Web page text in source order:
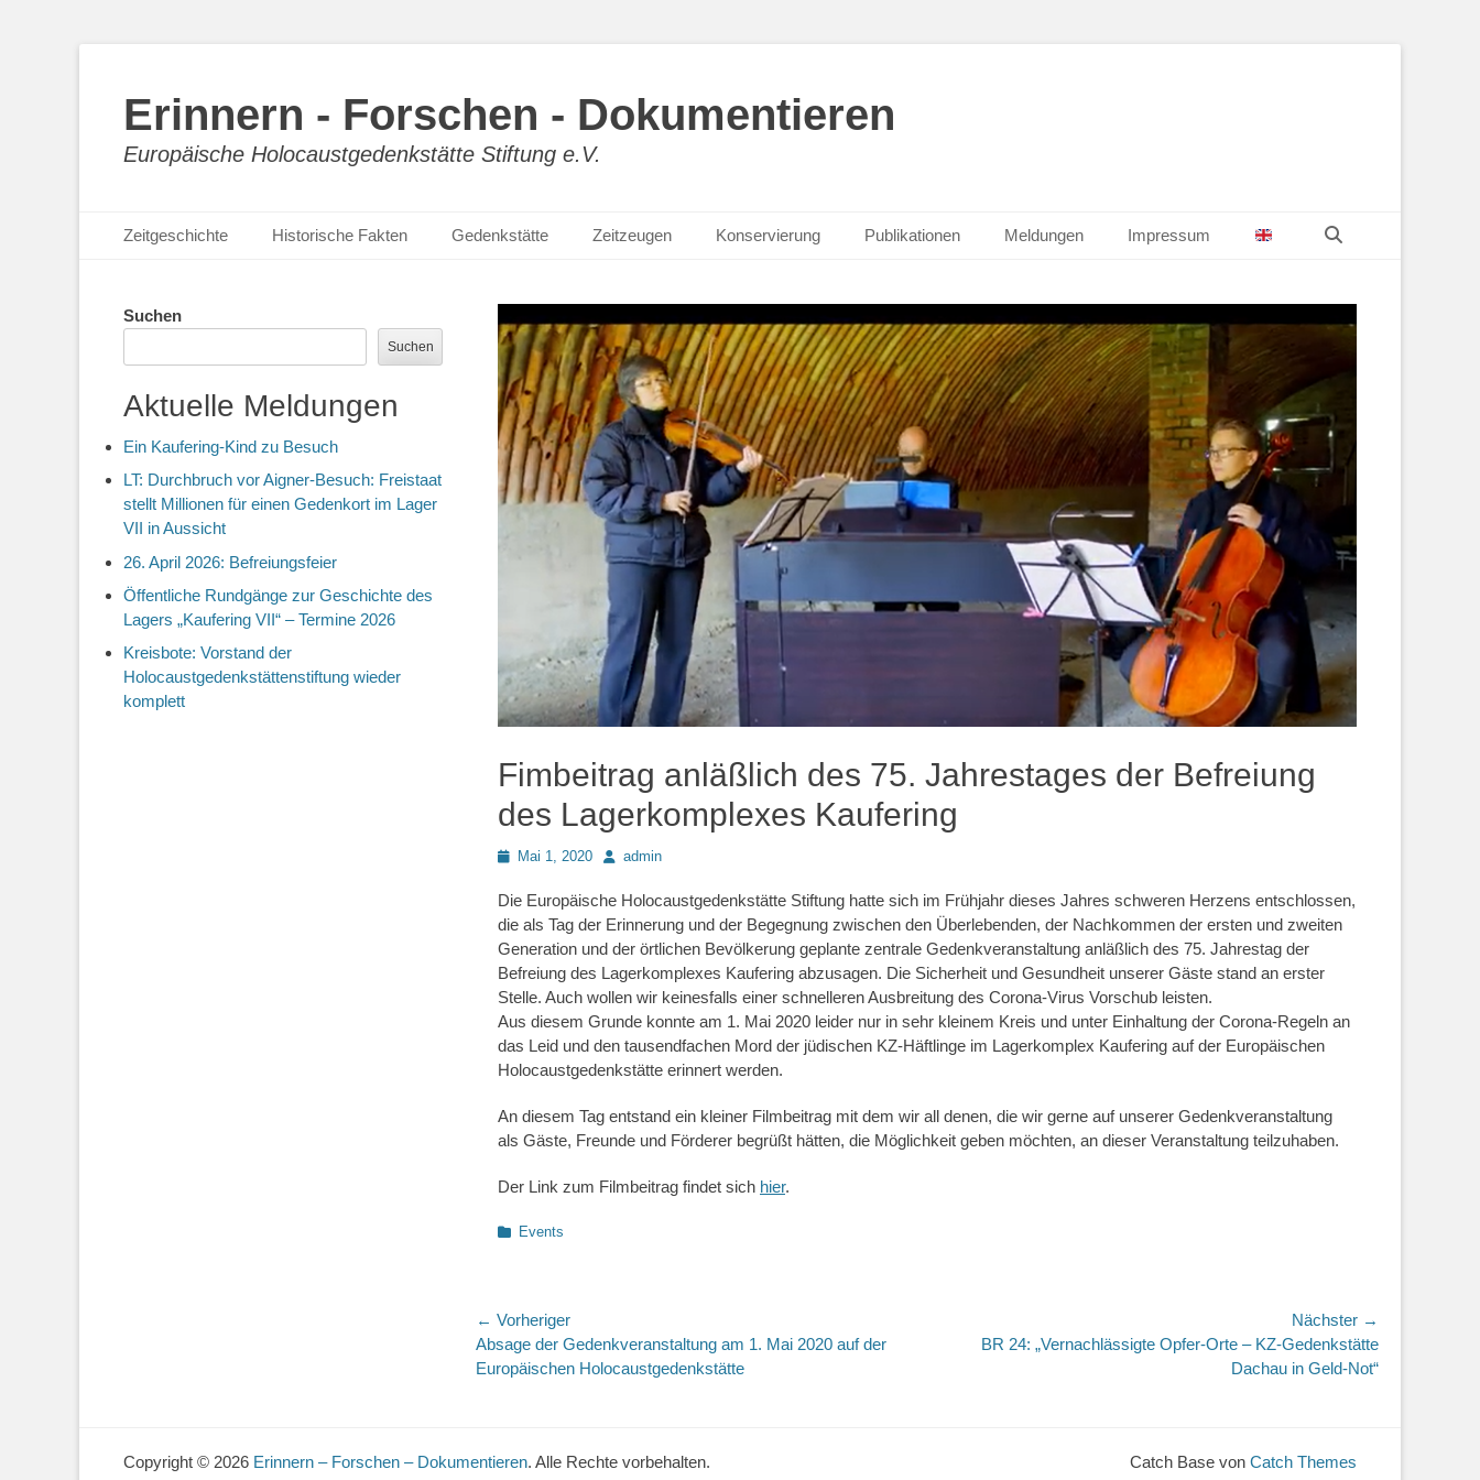
Erinnern - Forschen - Dokumentieren
Europäische Holocaustgedenkstätte Stiftung e.V.
Primäres Menü
Inhalt
Zeitgeschichte Historische Fakten Gedenkstätte Zeitzeugen Konservierung Publikationen Meldungen Impressum
Fimbeitrag anläßlich des 75. Jahrestages der Befreiung
des Lagerkomplexes Kaufering
PostedMai 1, 2020 Autoradmin
Die Europäische Holocaustgedenkstätte Stiftung hatte sich im Frühjahr dieses Jahres schweren Herzens entschlossen,
die als Tag der Erinnerung und der Begegnung zwischen den Überlebenden, der Nachkommen der ersten und zweiten
Generation und der örtlichen Bevölkerung geplante zentrale Gedenkveranstaltung anläßlich des 75. Jahrestag der
Befreiung des Lagerkomplexes Kaufering abzusagen. Die Sicherheit und Gesundheit unserer Gäste stand an erster
Stelle. Auch wollen wir keinesfalls einer schnelleren Ausbreitung des Corona-Virus Vorschub leisten.
Aus diesem Grunde konnte am 1. Mai 2020 leider nur in sehr kleinem Kreis und unter Einhaltung der Corona-Regeln an
das Leid und den tausendfachen Mord der jüdischen KZ-Häftlinge im Lagerkomplex Kaufering auf der Europäischen
Holocaustgedenkstätte erinnert werden.
An diesem Tag entstand ein kleiner Filmbeitrag mit dem wir all denen, die wir gerne auf unserer Gedenkveranstaltung
als Gäste, Freunde und Förderer begrüßt hätten, die Möglichkeit geben möchten, an dieser Veranstaltung teilzuhaben.
Der Link zum Filmbeitrag findet sich hier.
Kategorien
Events
Beitragsnavigation
← Vorheriger
Vorheriger
Beitrag:
Absage der Gedenkveranstaltung am 1. Mai 2020 auf der
Europäischen Holocaustgedenkstätte
Nächster →
NächsterBR 24: „Vernachlässigte Opfer-Orte – KZ-Gedenkstätte
Dachau in Geld-Not“
Suchen
Suchen
Aktuelle Meldungen
Ein Kaufering-Kind zu Besuch
LT: Durchbruch vor Aigner-Besuch: Freistaat
stellt Millionen für einen Gedenkort im Lager
VII in Aussicht
26. April 2026: Befreiungsfeier
Öffentliche Rundgänge zur Geschichte des
Lagers „Kaufering VII“ – Termine 2026
Kreisbote: Vorstand der
Holocaustgedenkstättenstiftung wieder
komplett
Copyright © 2026 Erinnern – Forschen – Dokumentieren. Alle Rechte vorbehalten. Catch Base von Catch Themes